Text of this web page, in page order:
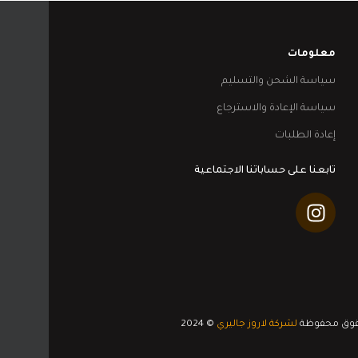
معلومات
سياسة الشحن والتسليم
سياسة الإعادة والاسترجاع
إعادة الطلبات
تابعنا على حساباتنا الاجتماعية
محفوظة لشركة لاروز جاليري © 2024